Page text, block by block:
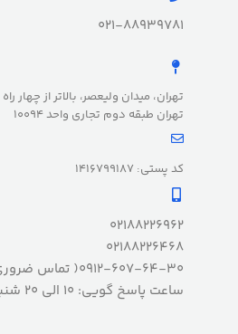
021-88939781
تهران، میدان ولیعصر، بالاتر از چهار
تهران طبقه دوم تجاری واحد 10094
کد پستی: 1416799187
02188226962
02188226468
0912-607-64-30( تماس ضروری)
ساعت پاسخ گویی: 10 الی 20 شنبه الی چهارشنبه